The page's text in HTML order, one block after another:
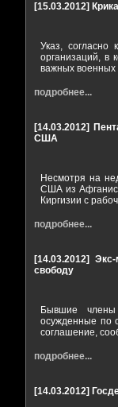
[15.03.2012]
Указ, согласно
организаций, в
важных военных
подробнее...
[14.03.2012]
США
Несмотря на
США из
Киргизии с
подробнее...
[14.03.2012]
свободу
Бывшие члены
осужденные по
соглашение,
подробнее...
[14.03.2012]